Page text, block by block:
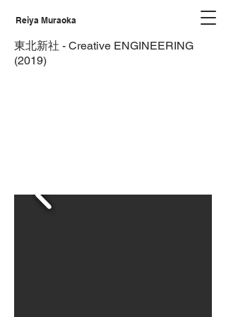
Reiya Muraoka
東北新社 - Creative ENGINEERING
(2019)